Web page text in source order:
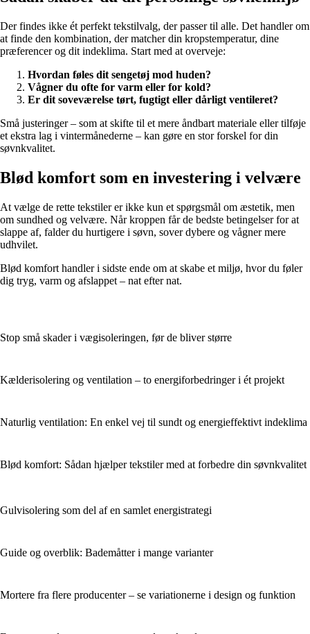
Der findes ikke ét perfekt tekstilvalg, der passer til alle. Det handler om
at finde den kombination, der matcher din kropstemperatur, dine
præferencer og dit indeklima. Start med at overveje:
Hvordan føles dit sengetøj mod huden?
Vågner du ofte for varm eller for kold?
Er dit soveværelse tørt, fugtigt eller dårligt ventileret?
Små justeringer – som at skifte til et mere åndbart materiale eller tilføje
et ekstra lag i vintermånederne – kan gøre en stor forskel for din
søvnkvalitet.
Blød komfort som en investering i velvære
At vælge de rette tekstiler er ikke kun et spørgsmål om æstetik, men
om sundhed og velvære. Når kroppen får de bedste betingelser for at
slappe af, falder du hurtigere i søvn, sover dybere og vågner mere
udhvilet.
Blød komfort handler i sidste ende om at skabe et miljø, hvor du føler
dig tryg, varm og afslappet – nat efter nat.
Stop små skader i vægisoleringen, før de bliver større
Kælderisolering og ventilation – to energiforbedringer i ét projekt
Naturlig ventilation: En enkel vej til sundt og energieffektivt indeklima
Blød komfort: Sådan hjælper tekstiler med at forbedre din søvnkvalitet
Gulvisolering som del af en samlet energistrategi
Guide og overblik: Bademåtter i mange varianter
Mortere fra flere producenter – se variationerne i design og funktion